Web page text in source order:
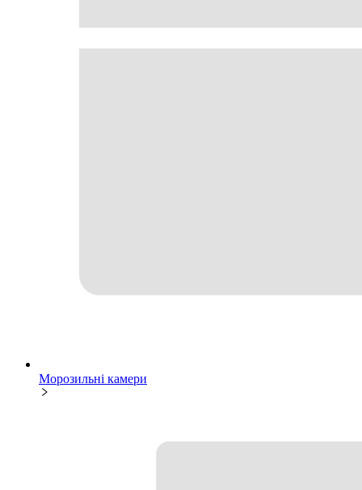
Морозильні камери